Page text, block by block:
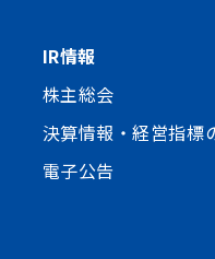
IR情報
株主総会
決算情報・経営指標
電子公告